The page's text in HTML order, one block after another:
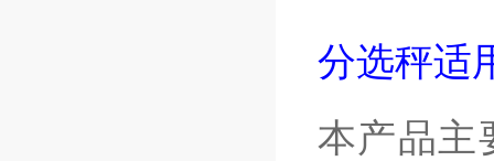
分选秤适
本产品主